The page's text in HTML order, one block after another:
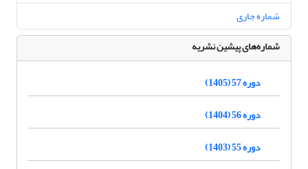
شماره جاری
شماره‌های پیشین نشریه
دوره 57 (1405)
دوره 56 (1404)
دوره 55 (1403)